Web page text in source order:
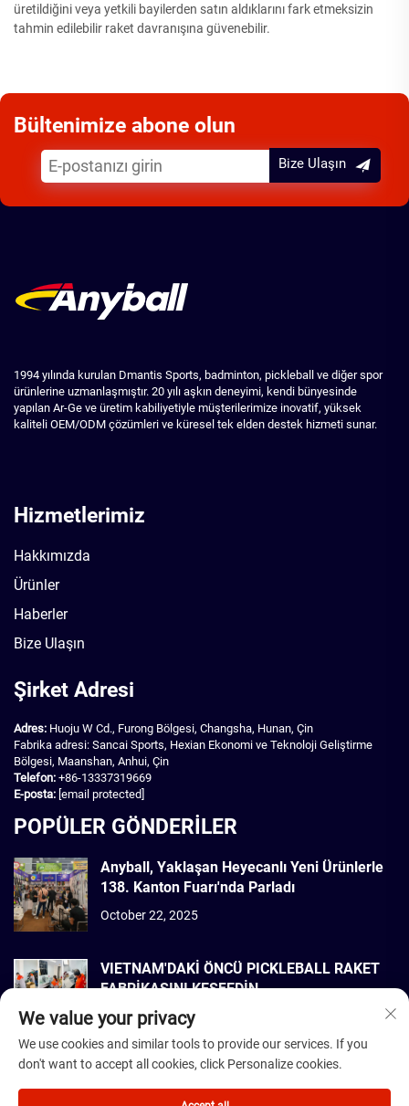
üretildiğini veya yetkili bayilerden satın aldıklarını fark etmeksizin
tahmin edilebilir raket davranışına güvenebilir.
Bültenimize abone olun
Bize Ulaşın
1994 yılında kurulan Dmantis Sports, badminton, pickleball ve diğer spor
ürünlerine uzmanlaşmıştır. 20 yılı aşkın deneyimi, kendi bünyesinde
yapılan Ar-Ge ve üretim kabiliyetiyle müşterilerimize inovatif, yüksek
kaliteli OEM/ODM çözümleri ve küresel tek elden destek hizmeti sunar.
Hizmetlerimiz
Hakkımızda
Ürünler
Haberler
Bize Ulaşın
Şirket Adresi
Adres: Huoju W Cd., Furong Bölgesi, Changsha, Hunan, Çin
Fabrika adresi: Sancai Sports, Hexian Ekonomi ve Teknoloji Geliştirme
Bölgesi, Maanshan, Anhui, Çin
Telefon: +86-13337319669
E-posta: [email protected]
POPÜLER GÖNDERİLER
Anyball, Yaklaşan Heyecanlı Yeni Ürünlerle
138. Kanton Fuarı'nda Parladı
October 22, 2025
VIETNAM'DAKİ ÖNCÜ PICKLEBALL RAKET
FABRİKASINI KEŞFEDİN
September 22, 2025
Telif Hakkı © 2026 Dmantis Sports Goods Co., Ltd. Beijing Tüm hakları
saklıdır. - Gizlilik Politikası
We value your privacy
We use cookies and similar tools to provide our services. If you
don't want to accept all cookies, click Personalize cookies.